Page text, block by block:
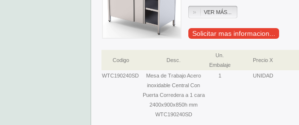
VER MÁS...
Solicitar mas informacion...
Codigo Desc.
Un.
Embalaje
Precio X
WTC190240SD
Mesa de Trabajo Acero
inoxidable Central Con
Puerta Corredera a 1 cara
2400x900x850h mm
WTC190240SD
1 UNIDAD